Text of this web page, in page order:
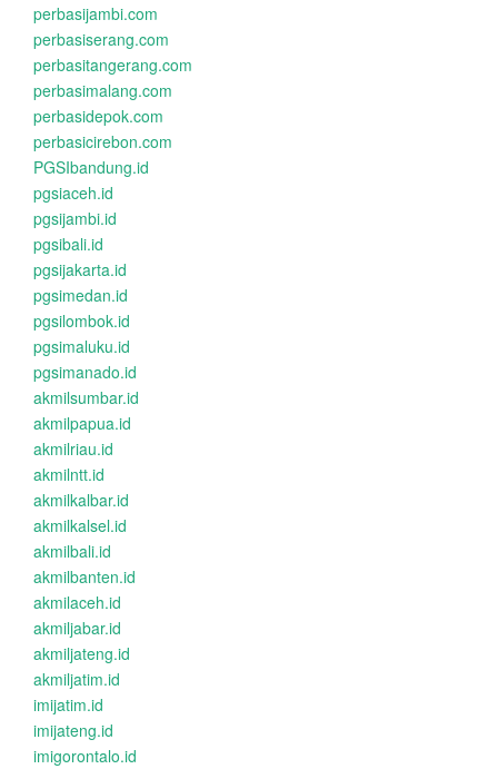
perbasijambi.com
perbasiserang.com
perbasitangerang.com
perbasimalang.com
perbasidepok.com
perbasicirebon.com
PGSIbandung.id
pgsiaceh.id
pgsijambi.id
pgsibali.id
pgsijakarta.id
pgsimedan.id
pgsilombok.id
pgsimaluku.id
pgsimanado.id
akmilsumbar.id
akmilpapua.id
akmilriau.id
akmilntt.id
akmilkalbar.id
akmilkalsel.id
akmilbali.id
akmilbanten.id
akmilaceh.id
akmiljabar.id
akmiljateng.id
akmiljatim.id
imijatim.id
imijateng.id
imigorontalo.id